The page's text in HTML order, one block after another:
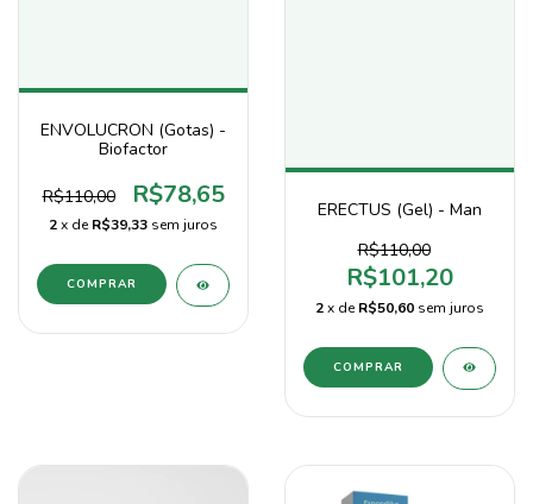
ENVOLUCRON (Gotas) -
Biofactor
R$110,00 R$78,65
2x deR$39,33 sem juros
ERECTUS (Gel) - Man
R$110,00
R$101,20
2x deR$50,60 sem juros